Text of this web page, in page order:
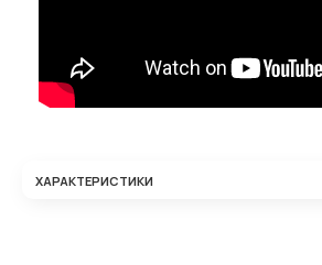
ХАРАКТЕРИСТИКИ